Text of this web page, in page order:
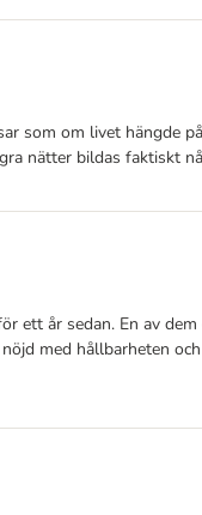
som om livet hängde
nätter bildas faktiskt
ett år sedan. En av
med hållbarheten